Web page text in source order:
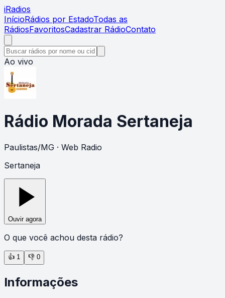
iRadios
InícioRádios por EstadoTodas as
RádiosFavoritosCadastrar RádioContato
Ao vivo
Rádio Morada Sertaneja
Paulistas/MG · Web Radio
Sertaneja
Ouvir agora
O que você achou desta rádio?
👍 1 👎 0
Informações